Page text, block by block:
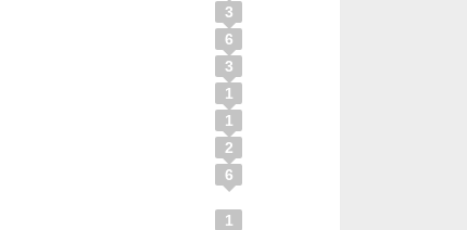
3
6
3
1
1
2
6
1